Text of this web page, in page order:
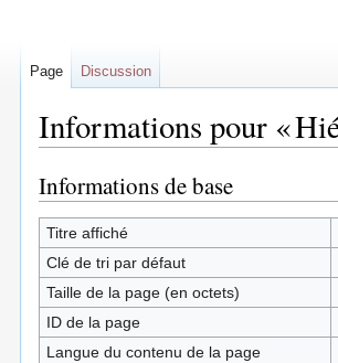
Informations pour «
Aller
à
la
navigation
Aller
à
la
recherche
Informations de base
Titre affiché
Clé de tri par défaut
Taille de la page (en octets)
ID de la page
Langue du contenu de la page
Page Discussion